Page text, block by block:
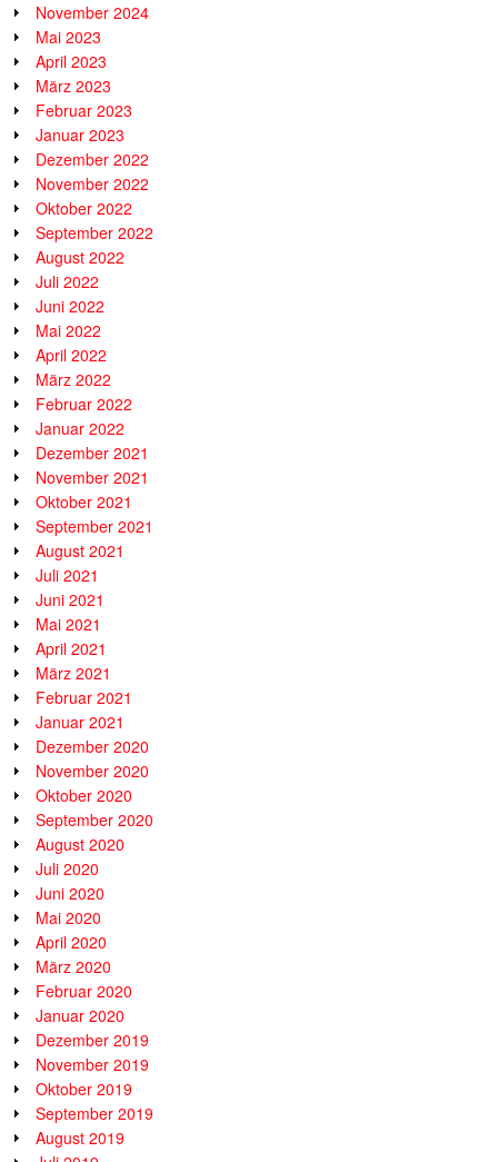
November 2024
Mai 2023
April 2023
März 2023
Februar 2023
Januar 2023
Dezember 2022
November 2022
Oktober 2022
September 2022
August 2022
Juli 2022
Juni 2022
Mai 2022
April 2022
März 2022
Februar 2022
Januar 2022
Dezember 2021
November 2021
Oktober 2021
September 2021
August 2021
Juli 2021
Juni 2021
Mai 2021
April 2021
März 2021
Februar 2021
Januar 2021
Dezember 2020
November 2020
Oktober 2020
September 2020
August 2020
Juli 2020
Juni 2020
Mai 2020
April 2020
März 2020
Februar 2020
Januar 2020
Dezember 2019
November 2019
Oktober 2019
September 2019
August 2019